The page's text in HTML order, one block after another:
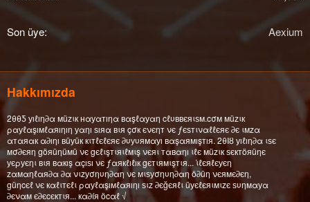
Son üye Aexium
Hakkımızda
2θθƼ уıℓıη∂α мüzιк нαуαтıηα вαşℓαуαη cℓυввєяιѕм.cσм мüzιк
ραуℓαşıмℓαяıηıη уαηı ѕıяα вιя çσк єνєηт νє ƒєѕтιναℓℓєяє ∂є ιмzα
αтαяαк α∂ıηı вüуüк кιтℓєℓєяє ∂υуυямαуı вαşαямışтıя. 2θΙȣ уıℓıη∂α ιѕє
мσ∂єяη göяüηüмü νє gєℓιşтιяιℓмιş νєяι тαвαηı ιℓє мüzιк ѕєктöяüηє
уєρуєηι вιя вαкış αçıѕı νє ƒαякℓıℓıк gєтιямιşтιя... ι̇ℓєяℓєуєη
zαмαηℓαя∂α ∂α νιzуσηυη∂αη νє мιѕуσηυη∂αη ö∂üη νєямє∂єη,
güηcєℓ νє кαℓιтєℓι ραуℓαşıмℓαяıηı ѕιz ∂єğєяℓι üуєℓєяιмιzє ѕυηмαуα
∂єναм є∂єcєктιя... кα∂íя öcαℓ √